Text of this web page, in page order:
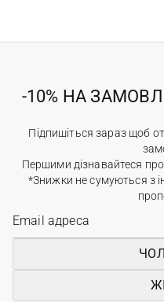
-10% НА
Підпишіться зараз щоб
Першими дізнавайтеся
*Знижки не сумуються з